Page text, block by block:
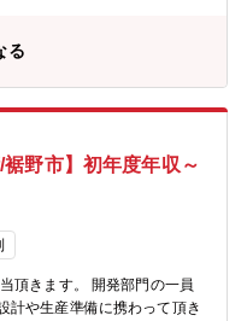
る
裾野市】初年度年収～
頂きます。 開発部門の一員
計や生産準備に携わって頂き